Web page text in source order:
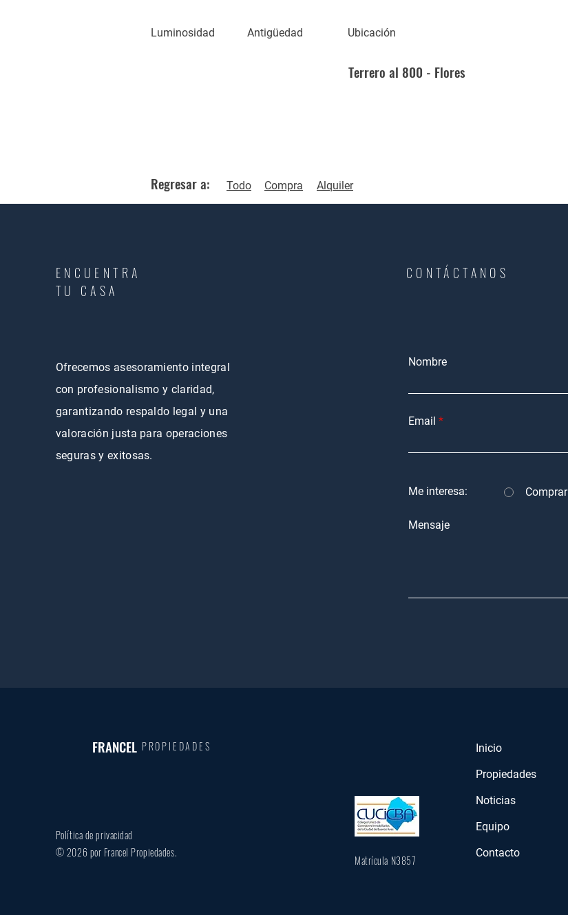
Luminosidad Antigüedad Ubicación
Terrero al 800 - Flores
Regresar a: Todo Compra Alquiler
ENCUENTRA
TU CASA
Ofrecemos asesoramiento integral
con profesionalismo y claridad,
garantizando respaldo legal y una
valoración justa para operaciones
seguras y exitosas.
CONTÁCTANOS
Nombre
Email
Me interesa: Comprar
Mensaje
FRANCEL PROPIEDADES
Política de privacidad
© 2026 por Francel Propiedades.
Inicio
Propiedades
Noticias
Equipo
Contacto
Matrícula N3857